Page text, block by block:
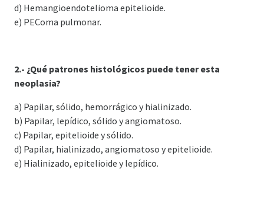
d) Hemangioendotelioma epitelioide.
e) PEComa pulmonar.
2.- ¿Qué patrones histológicos puede tener esta
neoplasia?
a) Papilar, sólido, hemorrágico y hialinizado.
b) Papilar, lepídico, sólido y angiomatoso.
c) Papilar, epitelioide y sólido.
d) Papilar, hialinizado, angiomatoso y epitelioide.
e) Hialinizado, epitelioide y lepídico.